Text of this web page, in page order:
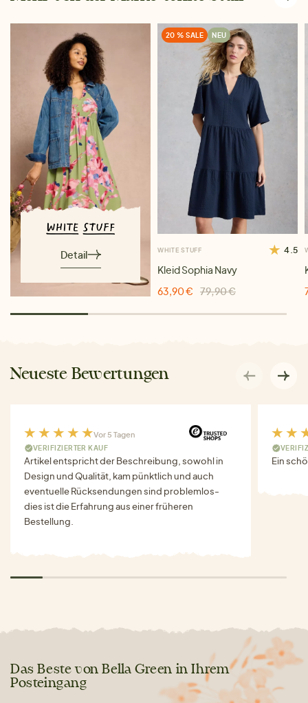
Detail
20 % SALE NEU
WHITE STUFF 4.5
Kleid Sophia Navy
63,90 €
79,90 €
Neueste Bewertungen
Vor 5 Tagen
VERIFIZIERTER KAUF
Artikel entspricht der Beschreibung, sowohl in
Design und Qualität, kam pünktlich und auch
eventuelle Rücksendungen sind problemlos-
dies ist die Erfahrung aus einer früheren
Bestellung.
Ein
Das Beste von Bella Green in Ihrem
Posteingang